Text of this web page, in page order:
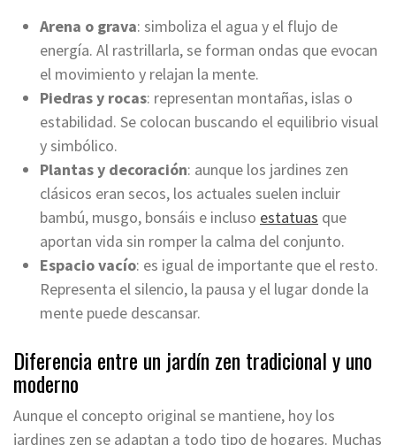
Arena o grava: simboliza el agua y el flujo de
energía. Al rastrillarla, se forman ondas que evocan
el movimiento y relajan la mente.
Piedras y rocas: representan montañas, islas o
estabilidad. Se colocan buscando el equilibrio visual
y simbólico.
Plantas y decoración: aunque los jardines zen
clásicos eran secos, los actuales suelen incluir
bambú, musgo, bonsáis e incluso estatuas que
aportan vida sin romper la calma del conjunto.
Espacio vacío: es igual de importante que el resto.
Representa el silencio, la pausa y el lugar donde la
mente puede descansar.
Diferencia entre un jardín zen tradicional y uno
moderno
Aunque el concepto original se mantiene, hoy los
jardines zen se adaptan a todo tipo de hogares. Muchas